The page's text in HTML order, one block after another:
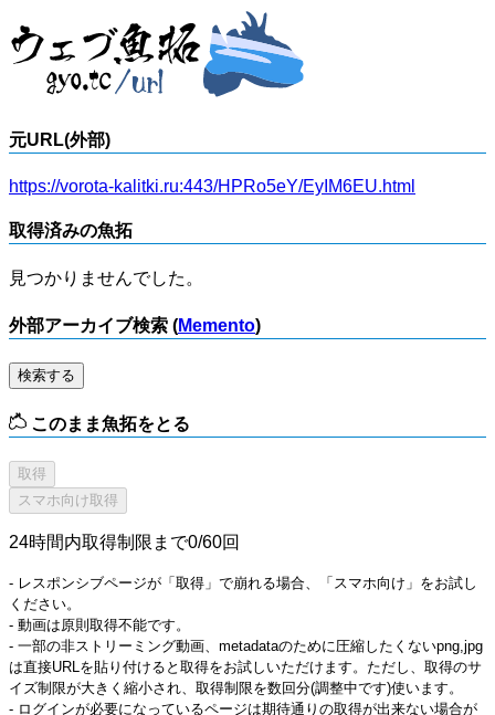
元URL(外部)
https://vorota-kalitki.ru:443/HPRo5eY/EyIM6EU.html
取得済みの魚拓
見つかりませんでした。
外部アーカイブ検索 (Memento)
検索する
このまま魚拓をとる
24時間内取得制限まで0/60回
- レスポンシブページが「取得」で崩れる場合、「スマホ向け」をお試し
ください。
- 動画は原則取得不能です。
- 一部の非ストリーミング動画、metadataのために圧縮したくないpng,jpg
は直接URLを貼り付けると取得をお試しいただけます。ただし、取得のサ
イズ制限が大きく縮小され、取得制限を数回分(調整中です)使います。
- ログインが必要になっているページは期待通りの取得が出来ない場合が